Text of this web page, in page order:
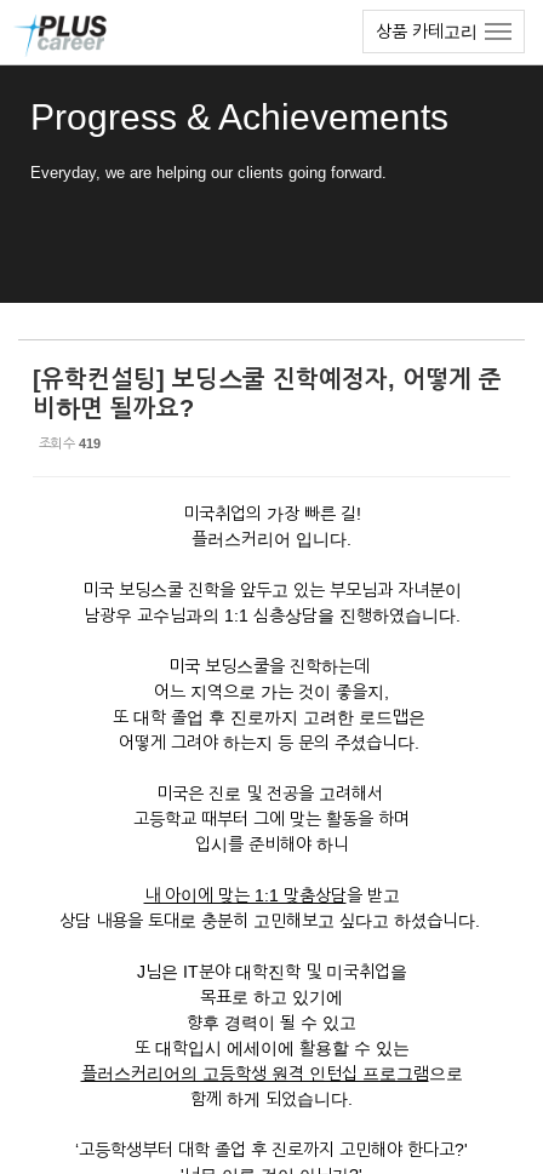
상품 카테고리
Progress & Achievements
Everyday, we are helping our clients going forward.
[유학컨설팅] 보딩스쿨 진학예정자, 어떻게 준
비하면 될까요?
조회 수 419
미국취업의 가장 빠른 길!
플러스커리어 입니다.
미국 보딩스쿨 진학을 앞두고 있는 부모님과 자녀분이
남광우 교수님과의 1:1 심층상담을 진행하였습니다.
미국 보딩스쿨을 진학하는데
어느 지역으로 가는 것이 좋을지,
또 대학 졸업 후 진로까지 고려한 로드맵은
어떻게 그려야 하는지 등 문의 주셨습니다.
미국은 진로 및 전공을 고려해서
고등학교 때부터 그에 맞는 활동을 하며
입시를 준비해야 하니
내 아이에 맞는 1:1 맞춤상담을 받고
상담 내용을 토대로 충분히 고민해보고 싶다고 하셨습니다.
J님은 IT분야 대학진학 및 미국취업을
목표로 하고 있기에
향후 경력이 될 수 있고
또 대학입시 에세이에 활용할 수 있는
플러스커리어의 고등학생 원격 인턴십 프로그램으로
함께 하게 되었습니다.
‘고등학생부터 대학 졸업 후 진로까지 고민해야 한다고?'